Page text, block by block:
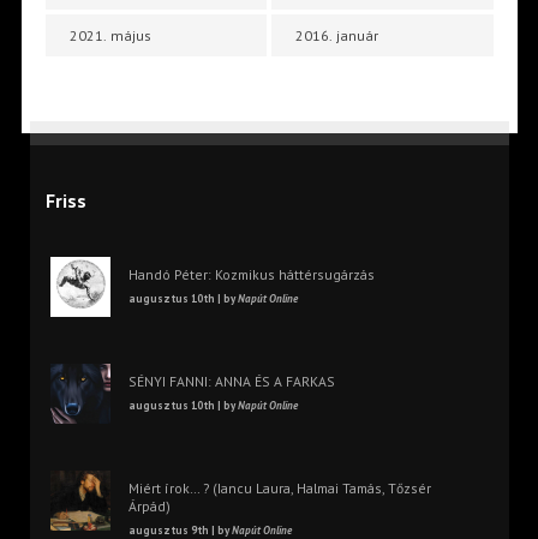
2021. május 2016. január
Friss
Handó Péter: Kozmikus háttérsugárzás
augusztus 10th | byNapút Online
SÉNYI FANNI: ANNA ÉS A FARKAS
augusztus 10th | byNapút Online
Miért írok… ? (Iancu Laura, Halmai Tamás, Tőzsér
Árpád)
augusztus 9th | byNapút Online